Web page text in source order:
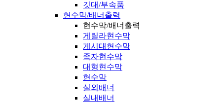
깃대/부속품
현수막/배너출력
현수막/배너출력
게릴라현수막
게시대현수막
족자현수막
대형현수막
현수막
실외배너
실내배너